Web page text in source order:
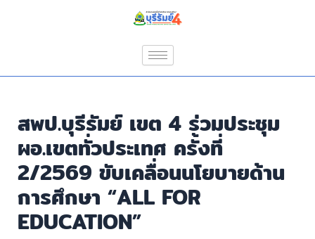
สพป.บุรีรัมย์ เขต 4 ร่วมประชุม
ผอ.เขตทั่วประเทศ ครั้งที่
2/2569 ขับเคลื่อนนโยบายด้าน
การศึกษา “ALL FOR
EDUCATION”